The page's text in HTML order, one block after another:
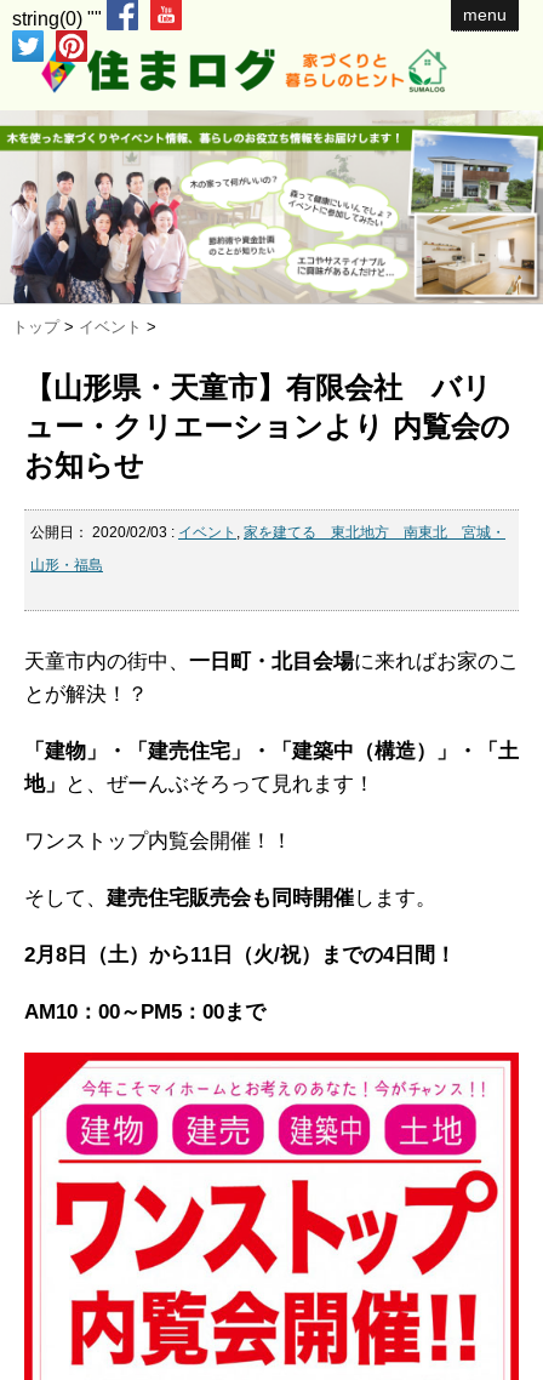
string(0) "" menu
トップ > イベント >
【山形県・天童市】有限会社 バリ
ュー・クリエーションより 内覧会の
お知らせ
公開日： 2020/02/03 : イベント , 家を建てる 東北地方 南東北 宮城・
山形・福島
天童市内の街中、 一日町・北目会場に来ればお家のこ
とが解決！？
「建物」・「建売住宅」・「建築中（構造）」・「土
地」
と、ぜーんぶそろって見れます！
ワンストップ内覧会開催！！
そして、 建売住宅販売会も同時開催します。
2月8日（土）から11日（火/祝）までの4日間！
AM10：00～PM5：00まで